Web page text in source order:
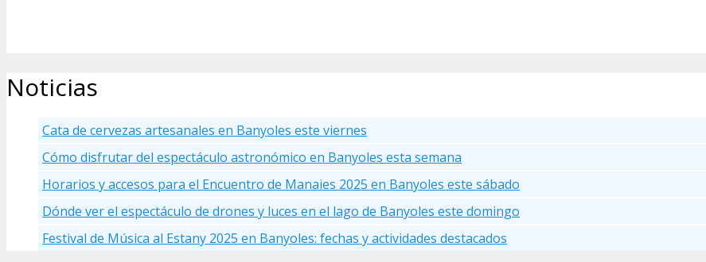
Noticias
Cata de cervezas artesanales en Banyoles este viernes
Cómo disfrutar del espectáculo astronómico en Banyoles esta semana
Horarios y accesos para el Encuentro de Manaies 2025 en Banyoles este sábado
Dónde ver el espectáculo de drones y luces en el lago de Banyoles este domingo
Festival de Música al Estany 2025 en Banyoles: fechas y actividades destacados